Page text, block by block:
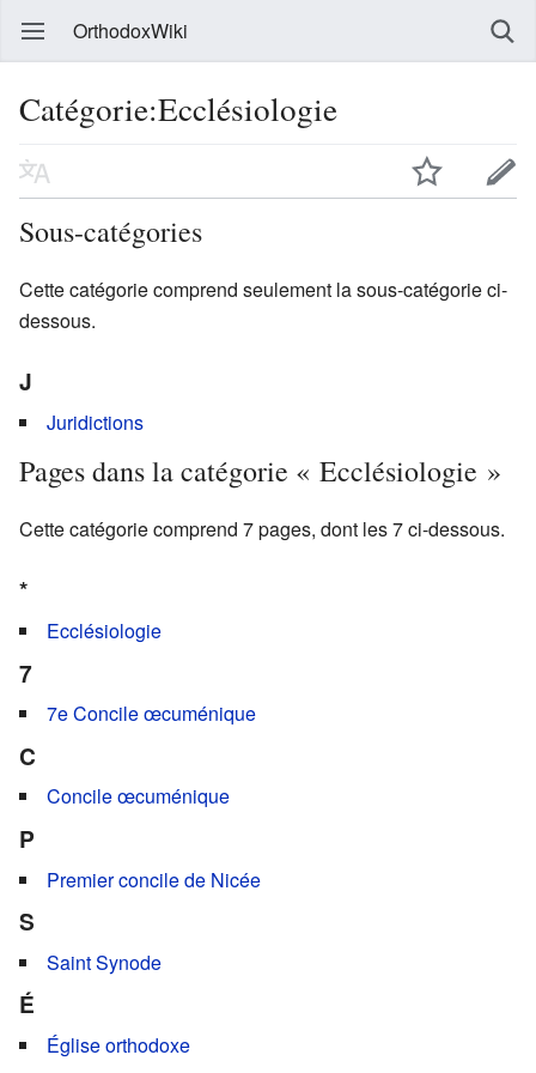
OrthodoxWiki
Catégorie:Ecclésiologie
Sous-catégories
Cette catégorie comprend seulement la sous-catégorie ci-
dessous.
J
Juridictions
Pages dans la catégorie « Ecclésiologie »
Cette catégorie comprend 7 pages, dont les 7 ci-dessous.
*
Ecclésiologie
7
7e Concile œcuménique
C
Concile œcuménique
P
Premier concile de Nicée
S
Saint Synode
É
Église orthodoxe